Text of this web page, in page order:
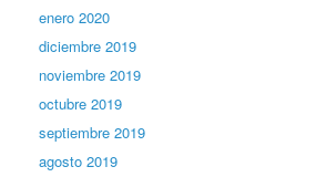
enero 2020
diciembre 2019
noviembre 2019
octubre 2019
septiembre 2019
agosto 2019